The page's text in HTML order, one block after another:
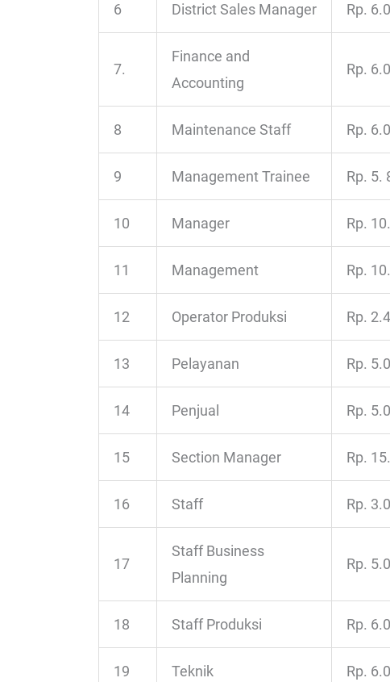
6 District Sales Manager Rp.
7.
Finance and
Accounting
Rp.
8 Maintenance Staff Rp.
9 Management Trainee Rp. 5.
10 Manager Rp.
11 Management Rp.
12 Operator Produksi Rp.
13 Pelayanan Rp.
14 Penjual Rp.
15 Section Manager Rp.
16 Staff Rp.
17
Staff Business
Planning
Rp.
18 Staff Produksi Rp.
19 Teknik Rp.